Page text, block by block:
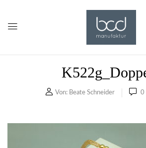
Von: Beate Schneider 0